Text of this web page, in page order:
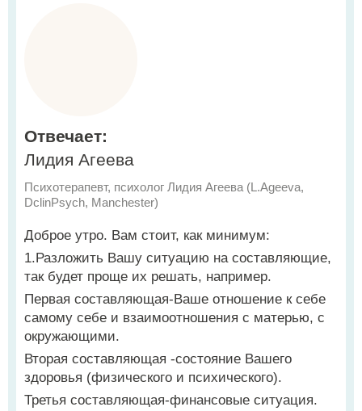
Отвечает:
Лидия Агеева
Психотерапевт, психолог Лидия Агеева (L.Ageeva,
DclinPsych, Manchester)
Доброе утро. Вам стоит, как минимум:
1.Разложить Вашу ситуацию на составляющие,
так будет проще их решать, например.
Первая составляющая-Ваше отношение к себе
самому себе и взаимоотношения с матерью, с
окружающими.
Вторая составляющая -состояние Вашего
здоровья (физического и психического).
Третья составляющая-финансовые ситуация.